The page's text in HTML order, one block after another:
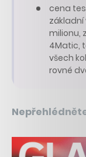
cena
základní
milionu,
4Matic,
všech
rovné